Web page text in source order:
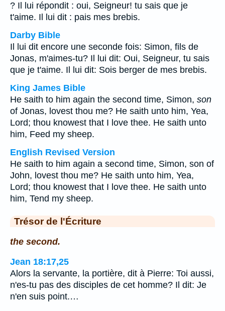
? Il lui répondit : oui, Seigneur! tu sais que je
t'aime. Il lui dit : pais mes brebis.
Darby Bible
Il lui dit encore une seconde fois: Simon, fils de
Jonas, m'aimes-tu? Il lui dit: Oui, Seigneur, tu sais
que je t'aime. Il lui dit: Sois berger de mes brebis.
King James Bible
He saith to him again the second time, Simon, son
of Jonas, lovest thou me? He saith unto him, Yea,
Lord; thou knowest that I love thee. He saith unto
him, Feed my sheep.
English Revised Version
He saith to him again a second time, Simon, son of
John, lovest thou me? He saith unto him, Yea,
Lord; thou knowest that I love thee. He saith unto
him, Tend my sheep.
Trésor de l'Écriture
the second.
Jean 18:17,25
Alors la servante, la portière, dit à Pierre: Toi aussi,
n'es-tu pas des disciples de cet homme? Il dit: Je
n'en suis point.…